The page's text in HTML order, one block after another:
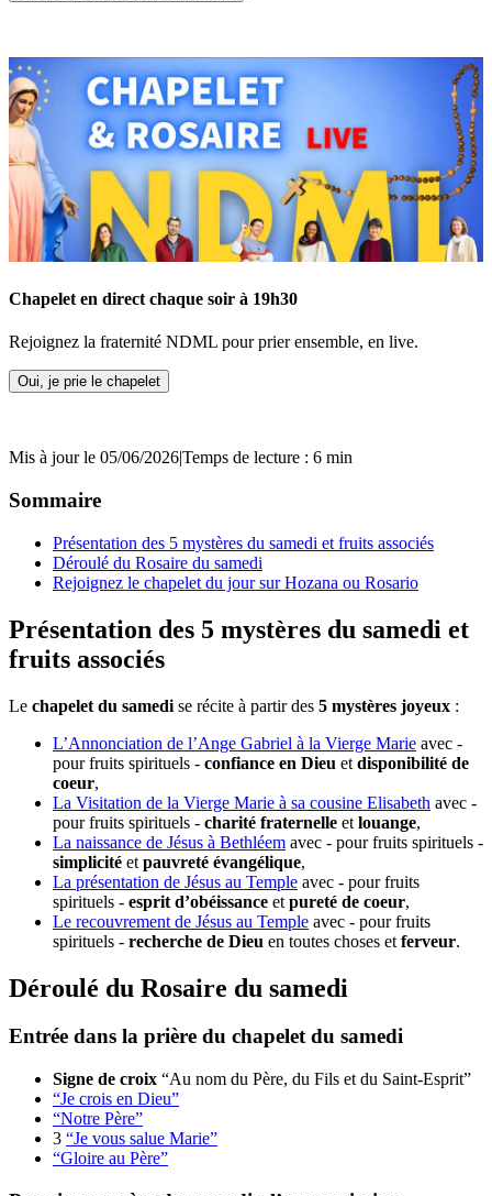
Chapelet en direct chaque soir à 19h30
Rejoignez la fraternité NDML pour prier ensemble, en live.
Oui, je prie le chapelet
Mis à jour le 05/06/2026|Temps de lecture : 6 min
Sommaire
Présentation des 5 mystères du samedi et fruits associés
Déroulé du Rosaire du samedi
Rejoignez le chapelet du jour sur Hozana ou Rosario
Présentation des 5 mystères du samedi et
fruits associés
Le chapelet du samedi se récite à partir des 5 mystères joyeux :
L’Annonciation de l’Ange Gabriel à la Vierge Marie avec -
pour fruits spirituels - confiance en Dieu et disponibilité de
coeur,
La Visitation de la Vierge Marie à sa cousine Elisabeth avec -
pour fruits spirituels - charité fraternelle et louange,
La naissance de Jésus à Bethléem avec - pour fruits spirituels -
simplicité et pauvreté évangélique,
La présentation de Jésus au Temple avec - pour fruits
spirituels - esprit d’obéissance et pureté de coeur,
Le recouvrement de Jésus au Temple avec - pour fruits
spirituels - recherche de Dieu en toutes choses et ferveur.
Déroulé du Rosaire du samedi
Entrée dans la prière du chapelet du samedi
Signe de croix “Au nom du Père, du Fils et du Saint-Esprit”
“Je crois en Dieu”
“Notre Père”
3 “Je vous salue Marie”
“Gloire au Père”